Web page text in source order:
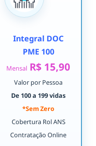
Integral DOC
PME 100
Mensal R$ 15,90
Valor por Pessoa
De 100 a 199 vidas
*Sem Zero
Cobertura Rol ANS
Contratação Online